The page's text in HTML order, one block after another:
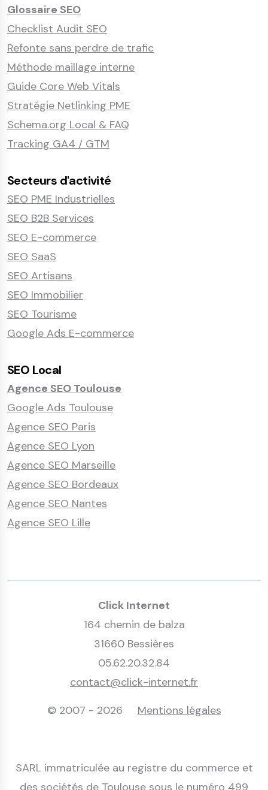
Glossaire SEO
Checklist Audit SEO
Refonte sans perdre de trafic
Méthode maillage interne
Guide Core Web Vitals
Stratégie Netlinking PME
Schema.org Local & FAQ
Tracking GA4 / GTM
Secteurs d'activité
SEO PME Industrielles
SEO B2B Services
SEO E-commerce
SEO SaaS
SEO Artisans
SEO Immobilier
SEO Tourisme
Google Ads E-commerce
SEO Local
Agence SEO Toulouse
Google Ads Toulouse
Agence SEO Paris
Agence SEO Lyon
Agence SEO Marseille
Agence SEO Bordeaux
Agence SEO Nantes
Agence SEO Lille
Click Internet
164 chemin de balza
31660 Bessières
05.62.20.32.84
contact@click-internet.fr
© 2007 - 2026
Mentions légales
SARL immatriculée au registre du commerce et
des sociétés de Toulouse sous le numéro 499